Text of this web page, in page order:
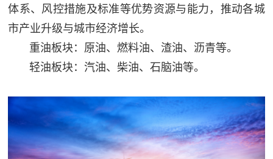
体系、风控措施及标准等优势资源与能力，推动各城
市产业升级与城市经济增长。
重油板块：原油、燃料油、渣油、沥青等。
轻油板块：汽油、柴油、石脑油等。